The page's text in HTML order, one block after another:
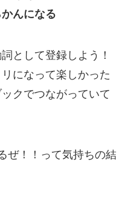
んになる
として登録しよう！
になって楽しかった
クでつながっていて
ぜ！！って気持ちの結